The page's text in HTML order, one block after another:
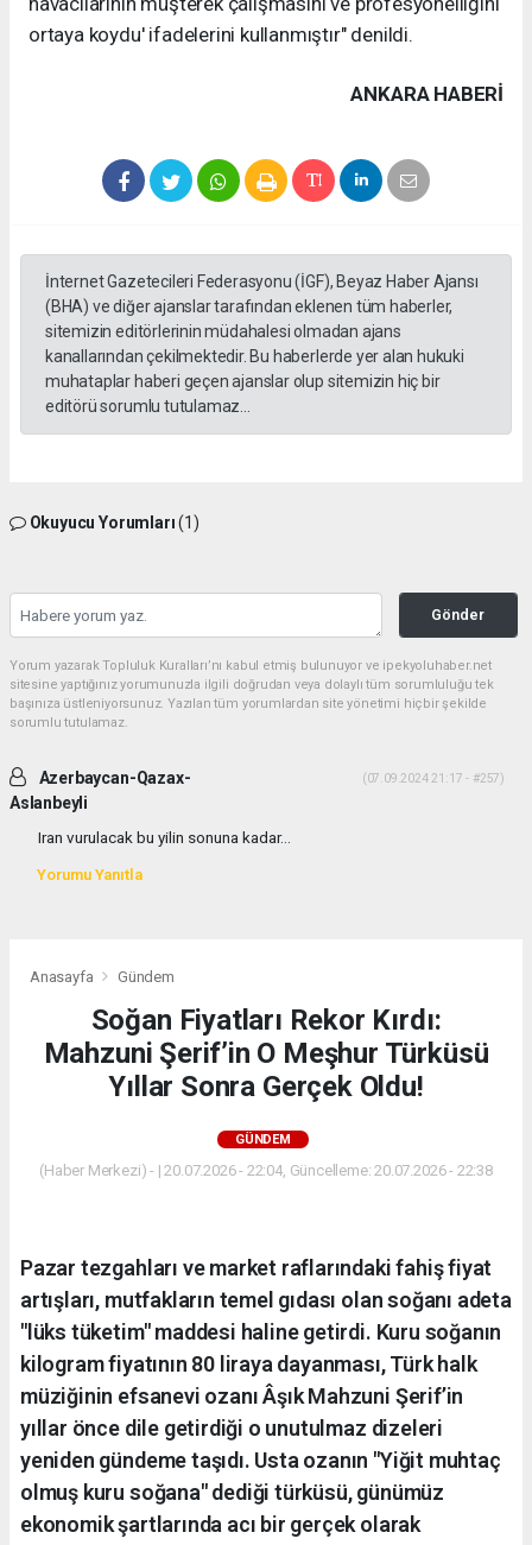
ortaya koydu' ifadelerini kullanmıştır" denildi.
ANKARA HABERİ
İnternet Gazetecileri Federasyonu (İGF), Beyaz Haber Ajansı
(BHA) ve diğer ajanslar tarafından eklenen tüm haberler,
sitemizin editörlerinin müdahalesi olmadan ajans
kanallarından çekilmektedir. Bu haberlerde yer alan hukuki
muhataplar haberi geçen ajanslar olup sitemizin hiç bir
editörü sorumlu tutulamaz...
Okuyucu Yorumları(1)
Gönder
Yorum yazarak Topluluk Kuralları’nı kabul etmiş bulunuyor ve ipekyoluhaber.net
sitesine yaptığınız yorumunuzla ilgili doğrudan veya dolaylı tüm sorumluluğu tek
başınıza üstleniyorsunuz. Yazılan tüm yorumlardan site yönetimi hiçbir şekilde
sorumlu tutulamaz.
Azerbaycan-Qazax-
Aslanbeyli
(07.09.2024 21:17 - #257)
Iran vurulacak bu yilin sonuna kadar...
Yorumu Yanıtla
Anasayfa Gündem
Soğan Fiyatları Rekor Kırdı:
Mahzuni Şerif’in O Meşhur Türküsü
Yıllar Sonra Gerçek Oldu!
GÜNDEM
(Haber Merkezi) - | 20.07.2026 - 22:04, Güncelleme: 20.07.2026 - 22:38
Pazar tezgahları ve market raflarındaki fahiş fiyat
artışları, mutfakların temel gıdası olan soğanı adeta
"lüks tüketim" maddesi haline getirdi. Kuru soğanın
kilogram fiyatının 80 liraya dayanması, Türk halk
müziğinin efsanevi ozanı Âşık Mahzuni Şerif’in
yıllar önce dile getirdiği o unutulmaz dizeleri
yeniden gündeme taşıdı. Usta ozanın "Yiğit muhtaç
olmuş kuru soğana" dediği türküsü, günümüz
ekonomik şartlarında acı bir gerçek olarak